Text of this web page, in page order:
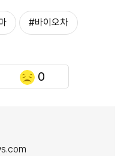
#바이오차
0